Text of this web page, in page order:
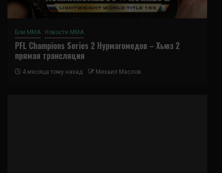
Бои ММА Новости ММА
PFL Champions Series 2 Нурмагомедов – Хьюз 2
прямая трансляция
4 месяца тому назад Михаил Маслов